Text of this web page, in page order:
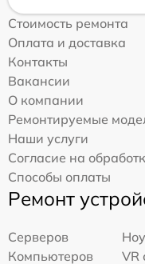
Стоимость ремонта
Оплата и доставка
Контакты
Вакансии
О компании
Ремонтируемые
Наши услуги
Согласие на
Способы оплаты
Ремонт
Серверов
Компьютеров
VR